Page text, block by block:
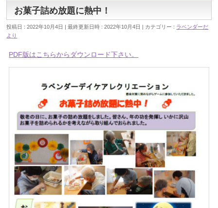
お菓子詰め放題に熱中！
投稿日 : 2022年10月4日 最終更新日時 : 2022年10月4日 カテゴリー : ラベンダーだ
より
PDF版はこちらからダウンロード下さい。